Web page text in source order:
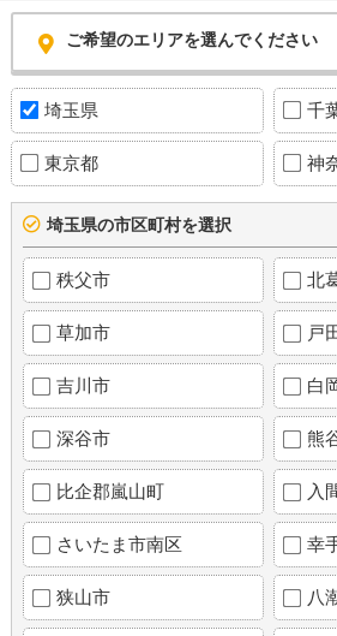
ご希望のエリアを選んでください
埼玉県 千
東京都 神
埼玉県の市区町村を選択
秩父市 北
草加市 戸
吉川市 白
深谷市 熊
比企郡嵐山町 入
さいたま市南区 幸
狭山市 八